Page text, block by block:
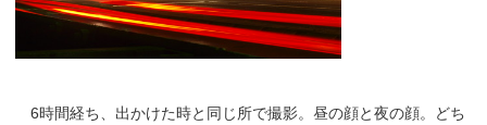
6時間経ち、出かけた時と同じ所で撮影。昼の顔と夜の顔。どち